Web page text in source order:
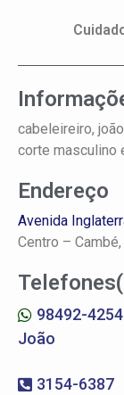
cabeleireiro,
corte masculino
Endereço
Avenida
Centro –
98492-4254
João
3154-6387